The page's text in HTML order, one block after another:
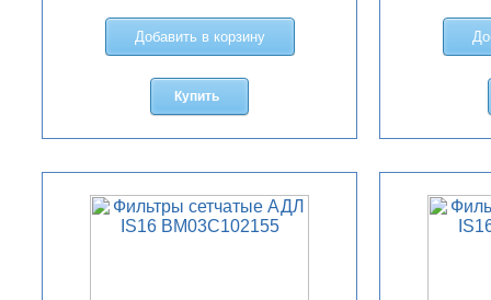
Добавить в корзину
Купить